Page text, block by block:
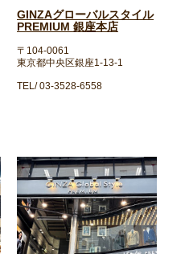
GINZAグローバルスタイル
PREMIUM 銀座本店
〒104-0061
東京都中央区銀座1-13-1
TEL/ 03-3528-6558